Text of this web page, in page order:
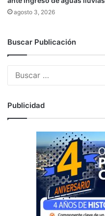
agosto 3, 2026
Buscar Publicación
Publicidad